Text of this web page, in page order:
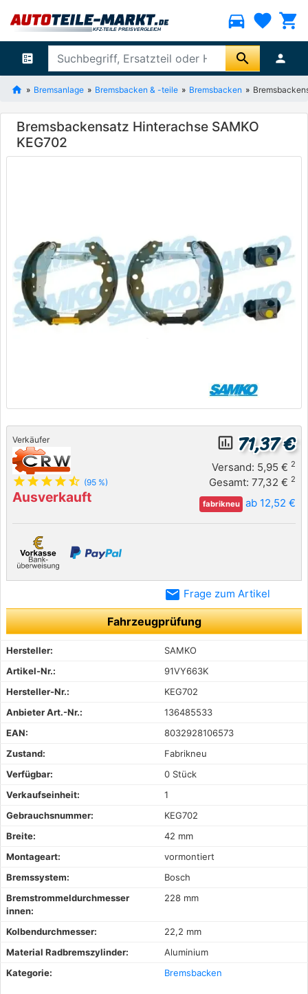
directions_car favorite shopping_cart
ballot search person
Bremsanlage Bremsbacken & -teile Bremsbacken
Bremsbackensatz Hinterachse SAMKO
KEG702
Verkäufer
star star star star star_half (95 %)
Ausverkauft
insert_chart_outlined 71,37 €
Versand: 5,95 € 2
Gesamt: 77,32 € 2
fabrikneu ab 12,52 €
email Frage zum Artikel
Fahrzeugprüfung
Hersteller:
SAMKO
Artikel-Nr.:
91VY663K
Hersteller-Nr.:
KEG702
Anbieter Art.-Nr.:
136485533
EAN:
8032928106573
Zustand:
Fabrikneu
Verfügbar:
0 Stück
Verkaufseinheit:
1
Gebrauchsnummer:
KEG702
Breite:
42 mm
Montageart:
vormontiert
Bremssystem:
Bosch
Bremstrommeldurchmesser
innen:
228 mm
Kolbendurchmesser:
22,2 mm
Material Radbremszylinder:
Aluminium
Kategorie:
Bremsbacken